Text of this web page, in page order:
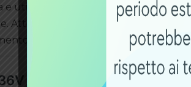
e utilizzare una modalità di
Attenzione poi a
mantenere la
Infine bisogna evitare di